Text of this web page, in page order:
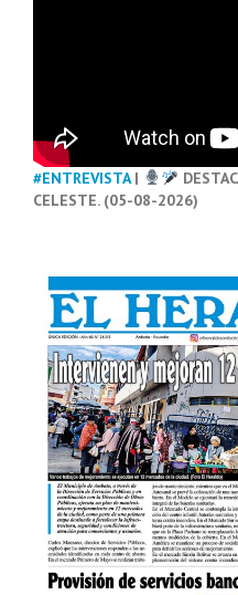
#ENTREVISTA|
CELESTE. (05-08-2026)